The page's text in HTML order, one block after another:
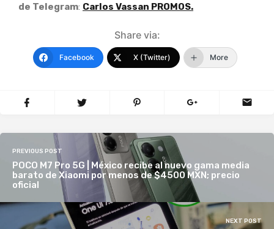
de Telegram: Carlos Vassan PROMOS.
Share via:
Facebook X (Twitter) More
PREVIOUS POST
POCO M7 Pro 5G | México recibe al nuevo gama media
barato de Xiaomi por menos de $4500 MXN; precio
oficial
NEXT POST